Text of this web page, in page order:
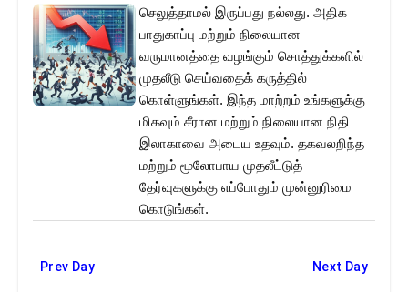
செலுத்தாமல் இருப்பது நல்லது. அதிக
பாதுகாப்பு மற்றும் நிலையான
வருமானத்தை வழங்கும் சொத்துக்களில்
முதலீடு செய்வதைக் கருத்தில்
கொள்ளுங்கள். இந்த மாற்றம் உங்களுக்கு
மிகவும் சீரான மற்றும் நிலையான நிதி
இலாகாவை அடைய உதவும். தகவலறிந்த
மற்றும் மூலோபாய முதலீட்டுத்
தேர்வுகளுக்கு எப்போதும் முன்னுரிமை
கொடுங்கள்.
Prev Day Next Day